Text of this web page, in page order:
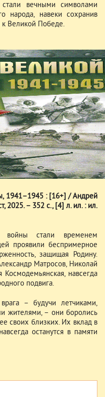
вечными символами
народа, навеки сохранив
к Великой Победе.
1941–1945 : [16+] / Андрей
2025. – 352 с., [4] л. ил. : ил.
войны стали временем
проявили беспримерное
защищая Родину.
Матросов, Николай
Космодемьянская, навсегда
подвига.
– будучи летчиками,
жителями, – они боролись
своих близких. Их вклад в
останутся в памяти